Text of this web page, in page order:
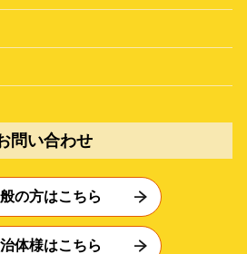
問い合わせ
の方はこちら
体様はこちら